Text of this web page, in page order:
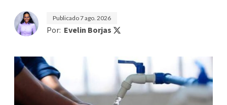
Publicado7 ago. 2026
Por: Evelin Borjas